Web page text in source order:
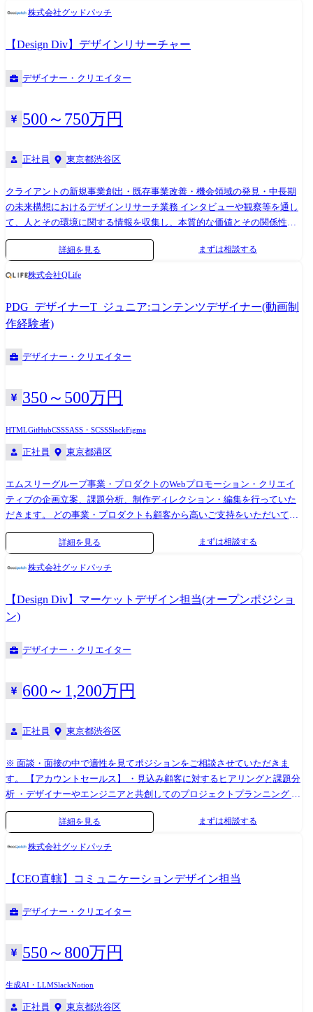
LP制作などのプロジェクトもお任せする予定です。 【事業例】 ・煩雑だ
・エムスリーデジカルで診療をラクに「エムスリーデジカル」 ・スマホ
とICタグで介護をもっとスマートに「Care-Wing」 (ユーザーインタビ
ュー:https://youtu.be/SvmAtgz6_fA) ・簡単導入、低コストの新しい福利
厚生「スマカフェ」 【具体的な業務内容】 ・エムスリーグループ事業の
ティング ・定量/定性データに基づく課題分析・インサイト発掘 ・ユー
ザーインタビュー/関係各所へのヒアリング ・中長期的な改善施策の立
YouTube/metaなど継続運用 【主に使用する言語、ツール、アプリケーシ
、JavaScript、GA4、VWOテストツールなど 【コミュニケーションツー
ル】 Slack、Meet、Zoom、Confluence、Backlog など 【育成プロセス】
OJT ・入社1ヶ月～2ヶ月: 各プロジェクトのキャッチアップ・制作に入
る 指導者・メンターとの1on1によるサポート(頻度多め) ・入社3ヶ月
以降(目安): 担当プロジェクトを1つ持ち運用する 研修受講支援 指
る業務への異動を命じることがある。
株式会社グッドパッチ
【Design Div】デザインリサーチャー
デザイナー・クリエイター
500～750万円
正社員 東京都渋谷区
クライアントの新規事業創出・既存事業改善・機会領域の発見・中長期
の未来構想におけるデザインリサーチ業務 インタビューや観察等を通し
て、人とその環境に関する情報を収集し、本質的な価値とその関係性を
明らかにしてサービスやプロダクトのコンセプトやソリューションに落
とし込みます。対象はデジタルなものからフィジカルなものまで、制限
変更範囲 雇入れ直後:上記参照 変更の範囲:当社における各種業務全般
詳細を見る まずは相談する
株式会社QLife
PDG_デザイナーT_ジュニア:コンテンツデザイナー(動画制
作経験者)
デザイナー・クリエイター
350～500万円
HTMLGitHubCSSSASS・SCSSSlackFigma
正社員 東京都港区
エムスリーグループ事業・プロダクトのWebプロモーション・クリエイ
ティブの企画立案、課題分析、制作ディレクション・編集を行っていた
だきます。 どの事業・プロダクトも顧客から高いご支持をいただいてお
り、これらをより多くの方に手にとっていただくことがミッションで
す。 主に動画制作及びディレクションをお任せしますが、WEBページや
LP制作などのプロジェクトもお任せする予定です。 【事業例】 ・煩雑だ
・エムスリーデジカルで診療をラクに「エムスリーデジカル」 ・スマホ
とICタグで介護をもっとスマートに「Care-Wing」 (ユーザーインタビ
ュー:https://youtu.be/SvmAtgz6_fA) ・簡単導入、低コストの新しい福利
クリエイティブ(動画・LP・Webサイト等)制作&ディレクション&マーケ
ザーインタビュー/関係各所へのヒアリング ・中長期的な改善施策の立
案・検証実行 ・動画の企画立案、撮影、運用などディレクション全般 ・
ョン】 Adobe、Figma、Canca、VScode、Git、HTML、CSS (SCSS等含む)
ル】 Slack、Meet、Zoom、Confluence、Backlog など 【育成プロセス】
OJT ・入社1ヶ月～2ヶ月: 各プロジェクトのキャッチアップ・制作に入
る 指導者・メンターとの1on1によるサポート(頻度多め) ・入社3ヶ月
導者・メンターとの1on1によるサポート(週次) ・入社6ヶ月以降(目安):
1on1(週次) ※従事すべき業務の変更の範囲 適性に応じて、会社の指示す
詳細を見る まずは相談する
株式会社グッドパッチ
【Design Div】マーケットデザイン担当(オープンポジショ
ン)
デザイナー・クリエイター
600～1,200万円
正社員 東京都渋谷区
※ 面談・面接の中で適性を見てポジションをご相談させていただきま
す。 【アカウントセールス】 ・見込み顧客に対するヒアリングと課題分
析 ・デザイナーやエンジニアと共創してのプロジェクトプランニング ・
プロジェクト提案および受注 ・プロジェクトキックオフまでのファシリ
テーション ・プロジェクト状況に応じたアップセルや継続提案などの機
イアントの課題にあわせてゼロベースで検討する事がほとんどです。 ※
受注に至ったプロジェクトは、基本的にキックオフ後にプロジェクトチ
ームに引き継ぎますが、アカウントセールス自身がワークショップのフ
ァシリテーションやセミナーを実施する場合もあります。 ・既存アカウ
アップ 【パートナーセールス】 ・提携先の大手企業への出向あり(出向
先で新規開拓を実施します) ・協業企業のDX支援事業案件に対して両社
築 ・プロジェクトのプロデュースやプランニング 【プロデューサー】
詳細を見る まずは相談する
株式会社グッドパッチ
【CEO直轄】コミュニケーションデザイン担当
デザイナー・クリエイター
550～800万円
生成AI・LLMSlackNotion
正社員 東京都渋谷区